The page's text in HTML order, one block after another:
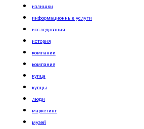
излишки
информационные услуги
исследования
история
компании
компания
купца
купцы
люди
маркетинг
музей